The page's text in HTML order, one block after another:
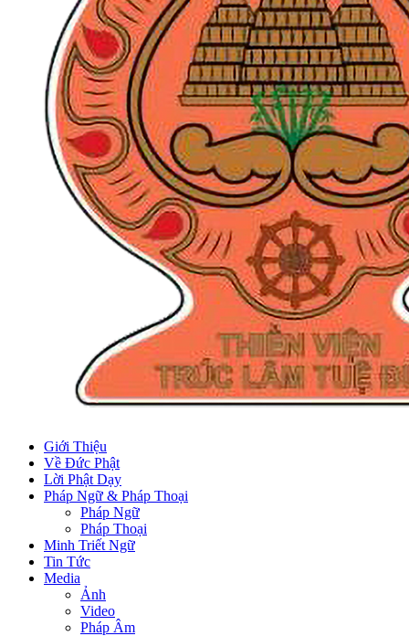
Giới Thiệu
Về Đức Phật
Lời Phật Dạy
Pháp Ngữ & Pháp Thoại
Pháp Ngữ
Pháp Thoại
Minh Triết Ngữ
Tin Tức
Media
Ảnh
Video
Pháp Âm